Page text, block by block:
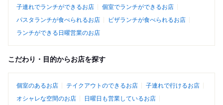
子連れでランチができるお店
個室でランチができるお店
パスタランチが食べられるお店
ピザランチが食べられるお店
ランチができる日曜営業のお店
こだわり・目的からお店を探す
個室のあるお店 テイクアウトのできるお店
子連れで行けるお店
オシャレな空間のお店
日曜日も営業しているお店